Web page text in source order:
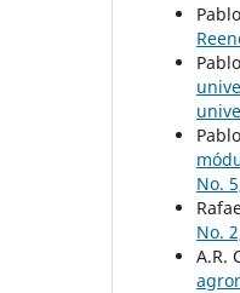
No.
No.
A.R.